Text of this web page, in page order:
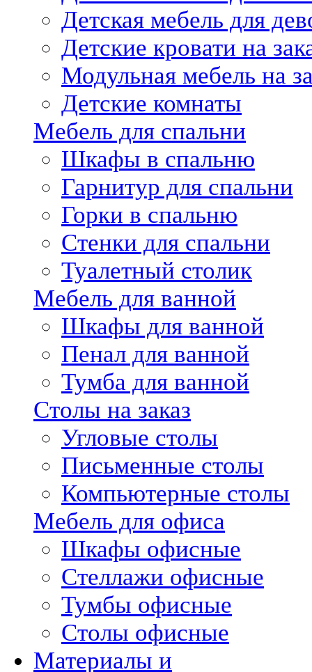
Детская мебель для
Детские кровати на
Модульная мебель на
Детские комнаты
Мебель для спальни
Шкафы в спальню
Гарнитур для спальни
Горки в спальню
Стенки для спальни
Туалетный столик
Мебель для ванной
Шкафы для ванной
Пенал для ванной
Тумба для ванной
Столы на заказ
Угловые столы
Письменные столы
Компьютерные столы
Мебель для офиса
Шкафы офисные
Стеллажи офисные
Тумбы офисные
Столы офисные
Материалы и